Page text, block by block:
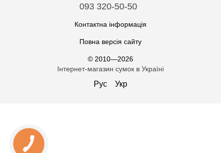
093 320-50-50
Контактна інформація
Повна версія сайту
© 2010—2026
Інтернет-магазин сумок в Україні
Рус Укр